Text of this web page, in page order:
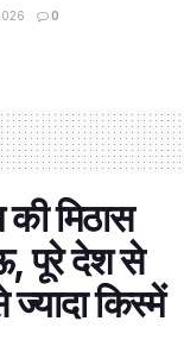
0
मिठास
पूरे देश से
किस्में